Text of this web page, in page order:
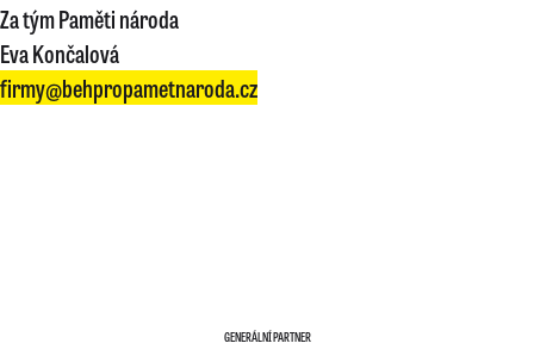
Za tým Paměti národa
Eva Končalová
firmy@behpropametnaroda.cz
GENERÁLNÍ PARTNER